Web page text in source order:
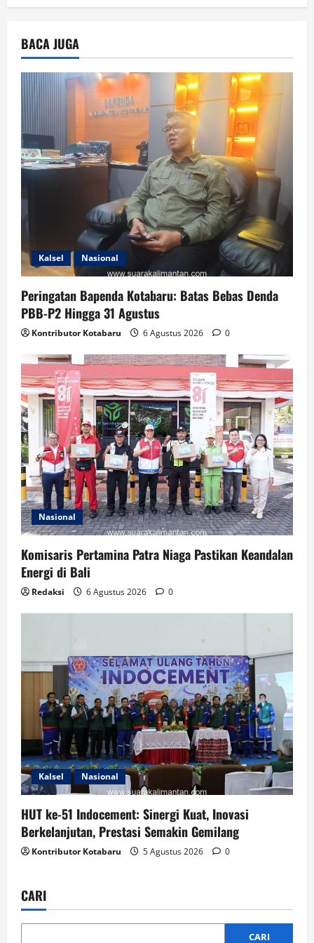
BACA JUGA
Kalsel Nasional
Peringatan Bapenda Kotabaru: Batas Bebas Denda
PBB-P2 Hingga 31 Agustus
Kontributor Kotabaru 6 Agustus 2026 0
Nasional
Komisaris Pertamina Patra Niaga Pastikan Keandalan
Energi di Bali
Redaksi 6 Agustus 2026 0
Kalsel Nasional
HUT ke-51 Indocement: Sinergi Kuat, Inovasi
Berkelanjutan, Prestasi Semakin Gemilang
Kontributor Kotabaru 5 Agustus 2026 0
CARI
CARI